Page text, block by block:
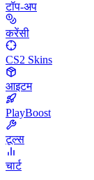
टॉप-अप
करेंसी
CS2 Skins
आइटम
PlayBoost
टूल्स
चार्ट